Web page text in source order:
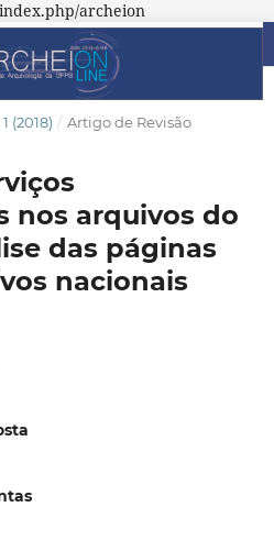
archeion
(2018) / Artigo de Revisão
nos arquivos do
das páginas
nacionais